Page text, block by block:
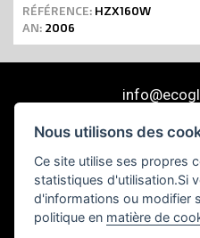
RÉFÉRENCE: HZX160W
AN: 2006
Plan
Diseño web
Nous utilisons des
Ce site utilise ses propres
statistiques d'utilisation.Si
d'informations ou modifier
politique en matière de